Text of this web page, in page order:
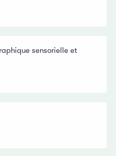
sensorielle et